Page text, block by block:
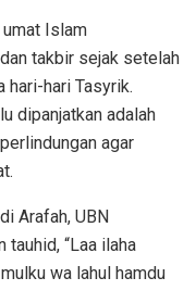
umat Islam
takbir sejak setelah
hari-hari Tasyrik.
dipanjatkan adalah
agar
Arafah, UBN
tauhid, “Laa ilaha
wa lahul hamdu